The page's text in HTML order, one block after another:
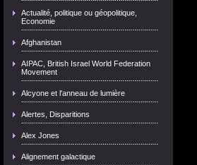
Actualité, politique ou géopolitique,
Economie
Afghanistan
AIPAC, British Israel World Federation
Movement
Alcyone et l'anneau de lumière
Alertes, Disparitions
Alex Jones
Alignement galactique